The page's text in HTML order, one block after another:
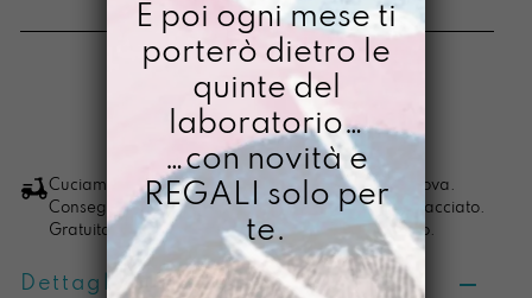
€48,00
[ Buste Portalibro: 25 x 34 x 4 cm ]
Portamiquellibrone
Le
Cose
quantità
LO VOGLIO
Cuciamo ogni ordine nel nostro laboratorio di Padova.
Consegna in 4/5 giorni lavorativi, pacco sempre tracciato.
Gratuita per ordini di importo superiore ai 100 euro.
Dettagli prodotto
E poi ogni mese ti
porterò dietro le
quinte del
laboratorio…
…con novità e
REGALI solo per
te.